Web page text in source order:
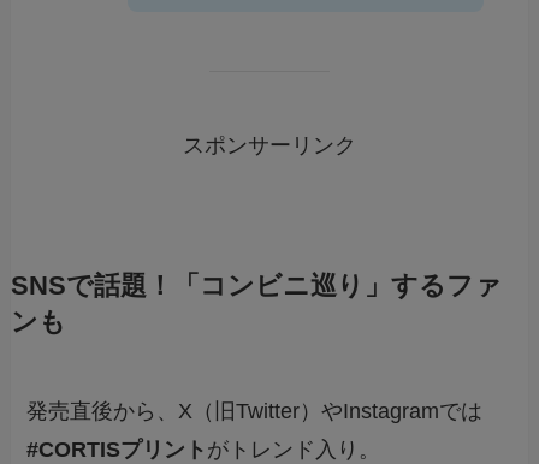
スポンサーリンク
SNSで話題！「コンビニ巡り」するファ
ンも
発売直後から、X（旧Twitter）やInstagramでは
#CORTISプリント がトレンド入り。